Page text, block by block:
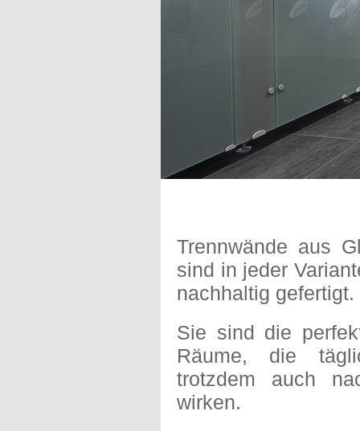
Trennwände aus
sind in jeder
nachhaltig gefertigt.
Sie sind die
Räume, die
trotzdem auch
wirken.